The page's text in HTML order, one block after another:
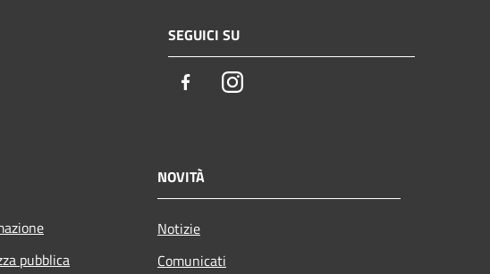
SEGUICI SU
FacebookInstagram
pubblica
NOVITÀ
Notizie
Comunicati